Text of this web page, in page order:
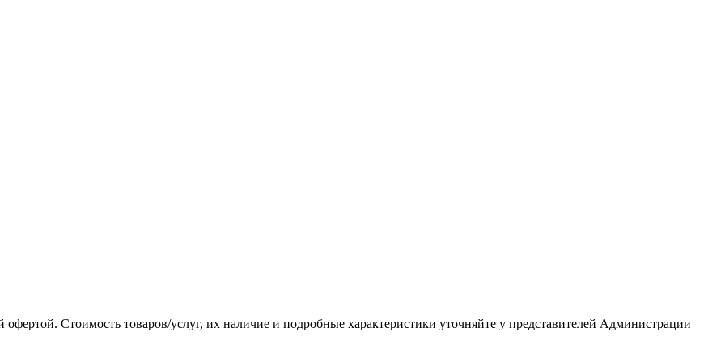
Стоимость товаров/услуг, их наличие и подробные характеристики уточняйте у представителей Администрации